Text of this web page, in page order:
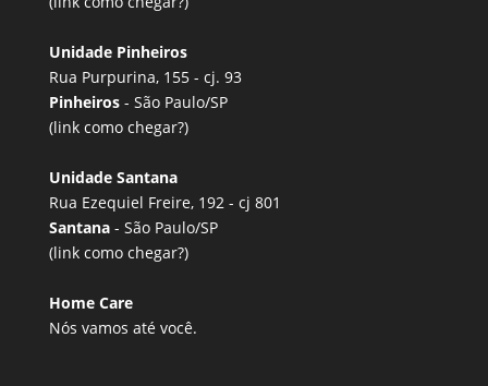
Unidade Pinheiros
Rua Purpurina, 155 - cj. 93
Pinheiros - São Paulo/SP
(link como chegar?)
Unidade Santana
Rua Ezequiel Freire, 192 - cj 801
Santana - São Paulo/SP
(link como chegar?)
Home Care
Nós vamos até você.